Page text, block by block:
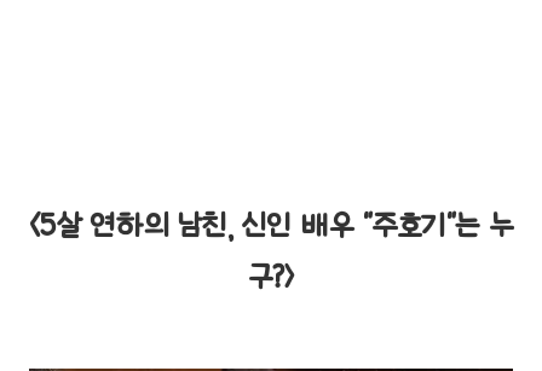
<5살 연하의 남친, 신인 배우 "주호기"는 누
구?>